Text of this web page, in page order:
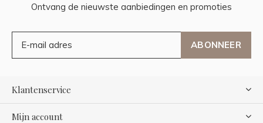
Ontvang de nieuwste aanbiedingen en promoties
ABONNEER
Klantenservice
Mijn account